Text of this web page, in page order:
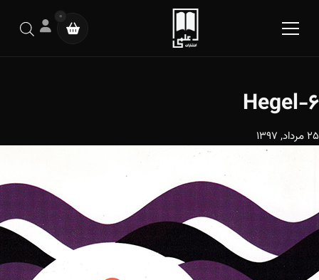
0
Hegel-6
25 مرداد, 1397